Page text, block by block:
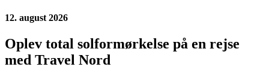
12. august 2026
Oplev total solformørkelse på en rejse
med Travel Nord